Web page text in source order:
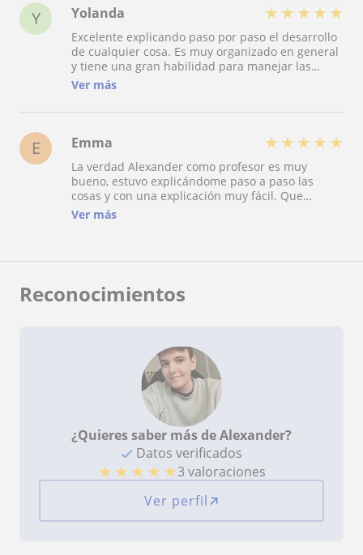
Y Yolanda ★ ★ ★ ★ ★
Excelente explicando paso por paso el desarrollo
de cualquier cosa. Es muy organizado en general
y tiene una gran habilidad para manejar las
mates. Te facilita mucho el aprendizaje al elegir
la materia lo mejor posible. Resultan unas clases
Ver más
E Emma ★ ★ ★ ★ ★
La verdad Alexander como profesor es muy
bueno, estuvo explicándome paso a paso las
cosas y con una explicación muy fácil. Que
incluso yo que me gusta captar las cosas, lo
Ver más
Reconocimientos
¿Quieres saber más de Alexander?
Datos verificados
★ ★ ★ ★ ★3 valoraciones
Ver perfil